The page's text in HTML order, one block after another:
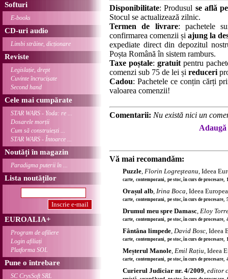
Softuri
E-books
CD-uri audio
Limbi străine, dicționare
Reviste
Legislație, drept
Cuvinte încrucișate
Second hand
Cele mai cumpărate
STAR WARS - Yoda: re ...
Dosarele morții
Cum să construiești ...
STAR WARS - Întoarce ...
Noutăți în magazin
Paradigma puterii în ...
Lista noutăților
EUROALIA+
Program de afiliere
Login afiliați
Platforma SOL
Pune o întrebare
SC CrysSoft SRL
Disponibilitate: Produsul se află
Stocul se actualizează zilnic.
Termen de livrare: pachetele
confirmarea comenzii șiajung la
expediate direct din depozitul
Poșta Română în sistem ramburs.
Taxe poștale: gratuitpentru
comenzi sub 75 de lei și reduceri
Cadou: Pachetele ce conțin cărți
valoarea comenzii!
Comentarii: Nu există nici un
Vă mai recomandăm:
Puzzle, Florin Logreşteanu, Ideea
carte, contemporani, pe stoc, în curs de
Orașul alb, Irina Boca, Ideea
carte, contemporani, pe stoc, în curs de
Drumul meu spre Damasc, Eloy
carte, contemporani, pe stoc, în curs de
Fântâna limpede, David Bosc, Ideea
carte, contemporani, pe stoc, în curs de
Meșterul Manole, Emil Rațiu, Ideea
carte, contemporani, pe stoc, în curs de
Curierul Judiciar nr. 4/2009, editor